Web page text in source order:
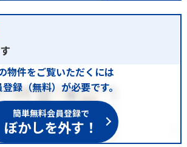
物件をご覧いただくには
録（無料）が必要です。
簡単無料会員登録で
ぼかしを外す！